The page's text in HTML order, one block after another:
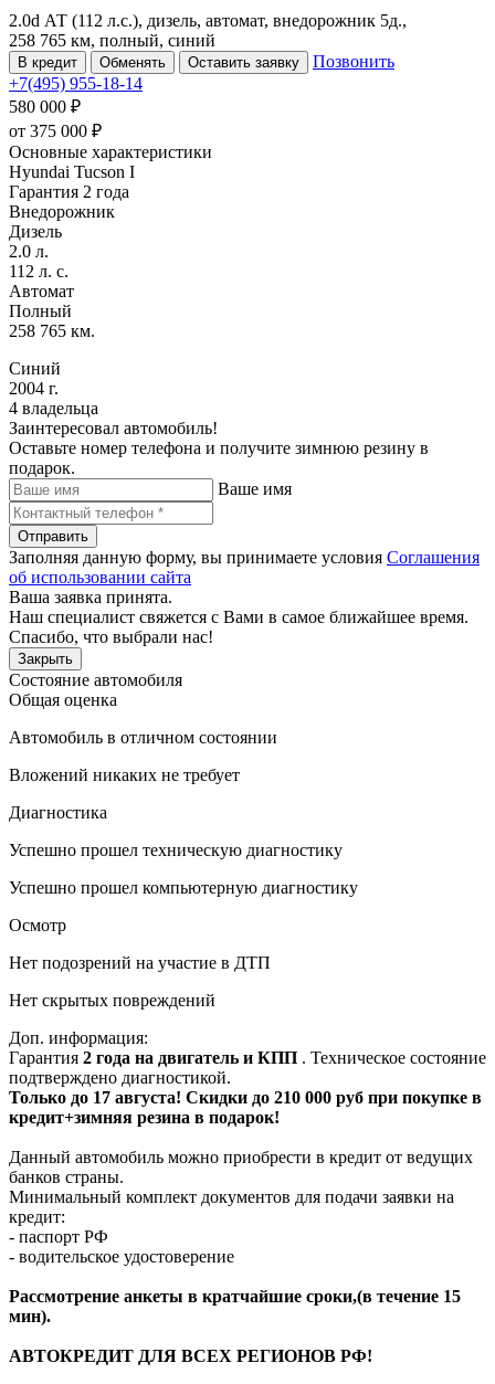
2.0d АТ (112 л.с.), дизель, автомат, внедорожник 5д.,
258 765 км, полный, синий
В кредит Обменять Оставить заявку
Позвонить
+7(495) 955-18-14
580 000 ₽
от 375 000 ₽
Основные характеристики
Hyundai Tucson I
Гарантия 2 года
Внедорожник
Дизель
2.0 л.
112 л. с.
Автомат
Полный
258 765 км.
Синий
2004 г.
4 владельца
Заинтересовал автомобиль!
Оставьте номер телефона и получите зимнюю резину в
подарок.
Ваше имя
Отправить
Заполняя данную форму, вы принимаете условия Соглашения
об использовании сайта
Ваша заявка принята.
Наш специалист свяжется с Вами в самое ближайшее время.
Спасибо, что выбрали нас!
Закрыть
Состояние автомобиля
Общая оценка
Автомобиль в отличном состоянии
Вложений никаких не требует
Диагностика
Успешно прошел техническую диагностику
Успешно прошел компьютерную диагностику
Осмотр
Нет подозрений на участие в ДТП
Нет скрытых повреждений
Доп. информация:
Гарантия 2 года на двигатель и КПП . Техническое состояние
подтверждено диагностикой.
Только до 17 августа! Скидки до 210 000 руб при покупке в
кредит+зимняя резина в подарок!
Данный автомобиль можно приобрести в кредит от ведущих
банков страны.
Минимальный комплект документов для подачи заявки на
кредит:
- паспорт РФ
- водительское удостоверение
Рассмотрение анкеты в кратчайшие сроки,(в течение 15
мин).
АВТОКРЕДИТ ДЛЯ ВСЕХ РЕГИОНОВ РФ!